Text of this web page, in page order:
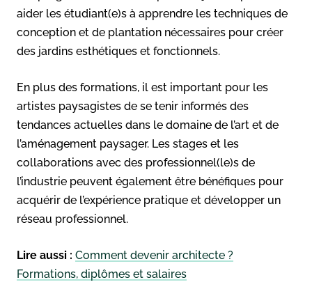
aider les étudiant(e)s à apprendre les techniques de
conception et de plantation nécessaires pour créer
des jardins esthétiques et fonctionnels.
En plus des formations, il est important pour les
artistes paysagistes de se tenir informés des
tendances actuelles dans le domaine de l’art et de
l’aménagement paysager. Les stages et les
collaborations avec des professionnel(le)s de
l’industrie peuvent également être bénéfiques pour
acquérir de l’expérience pratique et développer un
réseau professionnel.
Lire aussi : Comment devenir architecte ?
Formations, diplômes et salaires